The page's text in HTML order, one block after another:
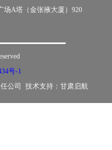
场A塔（金张掖大厦）920
号-1
公司 技术支持： 甘肃启航